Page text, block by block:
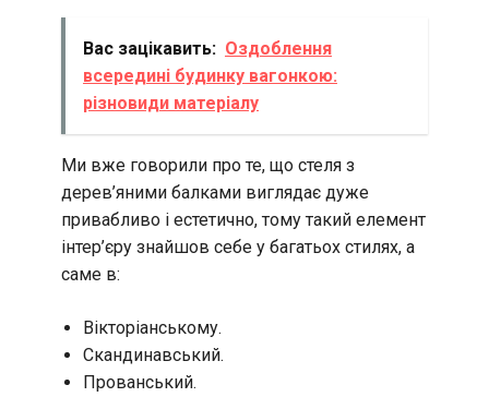
Вас зацікавить: Оздоблення
всередині будинку вагонкою:
різновиди матеріалу
Ми вже говорили про те, що стеля з
дерев’яними балками виглядає дуже
привабливо і естетично, тому такий елемент
інтер’єру знайшов себе у багатьох стилях, а
саме в:
Вікторіанському.
Скандинавський.
Прованський.